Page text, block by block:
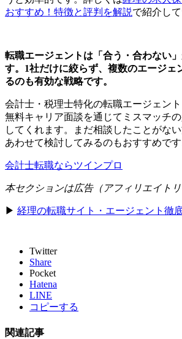
おすすめ！特徴と評判を解説で紹介して
転職エージェントは「合う・合わない
す。1社だけに絞らず、複数のエージェ
るのも有効な戦略です。
会計士・税理士特化の転職エージェント
無料キャリア面談を通じてミスマッチ
してくれます。まだ相談したことがな
あわせて検討してみるのもおすすめです
会計士転職ならツインプロ
本セクションは広告（アフィリエイトリ
▶ 経理の転職サイト・エージェント徹
Twitter
Share
Pocket
Hatena
LINE
コピーする
関連記事